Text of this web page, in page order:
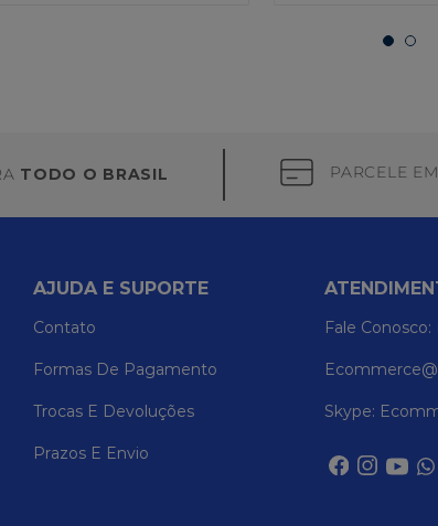
TODO O BRASIL PARCELE
AJUDA E SUPORTE
Contato
Formas De Pagamento
Trocas E Devoluções
Prazos E Envio
Fale
Skype: